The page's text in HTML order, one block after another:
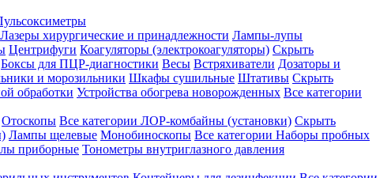
Лазеры хирургические и принадлежности Лампы-лупы
Центрифуги Коагуляторы (электрокоагуляторы) Скрыть
Боксы для ПЦР-диагностики Весы Встряхиватели Дозаторы и
и морозильники Шкафы сушильные Штативы Скрыть
обработки Устройства обогрева новорожденных Все категории
Отоскопы Все категории ЛОР-комбайны (установки) Скрыть
Лампы щелевые Монобиноскопы Все категории Наборы пробных
приборные Тонометры внутриглазного давления